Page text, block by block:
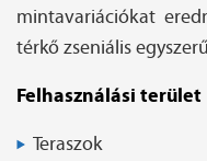
mintavariációkat
térkő zseniális
Felhasználási terület
Teraszok